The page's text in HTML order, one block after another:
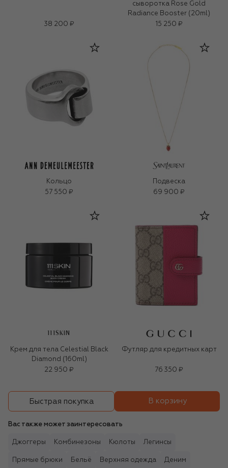
38 200 ₽
сыворотка Rose Gold
Radiance Booster (20ml)
15 250 ₽
Кольцо
57 550 ₽
Подвеска
69 900 ₽
111SKIN
Крем для тела Celestial Black
Diamond (160ml)
22 950 ₽
Футляр для кредитных карт
76 350 ₽
Быстрая покупка В корзину
Вас также может заинтересовать
Джоггеры Комбинезоны Кюлоты Легинсы
Прямые брюки Бельё Верхняя одежда Деним